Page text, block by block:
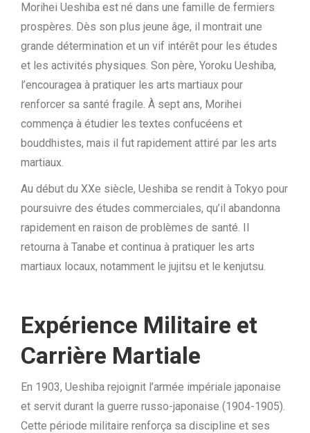
Morihei Ueshiba est né dans une famille de fermiers
prospères. Dès son plus jeune âge, il montrait une
grande détermination et un vif intérêt pour les études
et les activités physiques. Son père, Yoroku Ueshiba,
l’encouragea à pratiquer les arts martiaux pour
renforcer sa santé fragile. À sept ans, Morihei
commença à étudier les textes confucéens et
bouddhistes, mais il fut rapidement attiré par les arts
martiaux.
Au début du XXe siècle, Ueshiba se rendit à Tokyo pour
poursuivre des études commerciales, qu’il abandonna
rapidement en raison de problèmes de santé. Il
retourna à Tanabe et continua à pratiquer les arts
martiaux locaux, notamment le jujitsu et le kenjutsu.
Expérience Militaire et
Carrière Martiale
En 1903, Ueshiba rejoignit l’armée impériale japonaise
et servit durant la guerre russo-japonaise (1904-1905).
Cette période militaire renforça sa discipline et ses